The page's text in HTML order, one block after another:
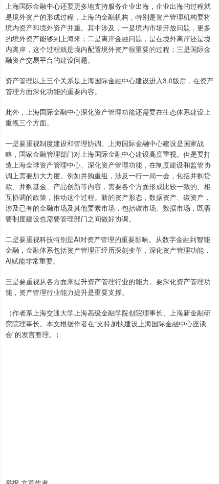
上海国际金融中心还要更多地支持服务企业出海，企业出海的过程就
是境外资产的形成过程，上海的金融机构，特别是资产管理机构要将
境内资产和境外资产并重。其中涉及，一是境内市场开放问题，更多
的境外资产能够到上海来；二是离岸金融问题，是在境外离岸还是境
内离岸，这个过程就是境内配置境外资产很重要的过程；三是国际金
融资产交易平台的建设问题。
资产管理以上三个关系是上海国际金融中心建设进入3.0版后，在资产
管理方面深化功能的重要内容。
此外，上海国际金融中心深化资产管理功能还需要在生态体系建设上
重视三个方面。
一是要重视制度建设和管理协调。上海国际金融中心建设是国家战
略，国家金融管理部门对上海国际金融中心建设高度重视。但是要打
造上海全球资产管理中心、深化资产管理功能，在制度建设和监管协
调上需要加大力度。例如并购重组，涉及一行一局一会，包括并购贷
款、并购基金、产品创新等内容，需要各个方面形成比较一致的、相
互协调的政策，推动这个过程。新的资产形态，数据资产、碳资产，
涉及已有的金融市场及其他要素市场，包括碳市场、数据市场，既需
要制度建设也需要管理部门之间做好协调。
二是要重视科技特别是AI对资产管理的重要影响。从数字金融到智能
金融，金融体系包括资产管理正经历深刻变革，深化资产管理功能，
AI赋能非常重要。
三是要重视从各方面来提升资产管理行业的能力。要深化资产管理功
能，资产管理行业能力提升是重要支撑。
（作者系上海交通大学上海高级金融学院创院理事长、上海新金融研
究院理事长。本文根据作者在“支持加快建设上海国际金融中心座谈
会”的发言整理。）